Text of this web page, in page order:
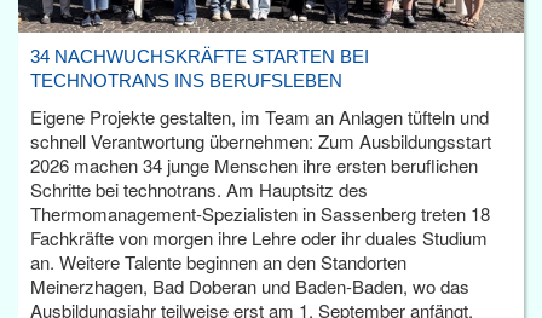
34 NACHWUCHSKRÄFTE STARTEN BEI
TECHNOTRANS INS BERUFSLEBEN
Eigene Projekte gestalten, im Team an Anlagen tüfteln und
schnell Verantwortung übernehmen: Zum Ausbildungsstart
2026 machen 34 junge Menschen ihre ersten beruflichen
Schritte bei technotrans. Am Hauptsitz des
Thermomanagement-Spezialisten in Sassenberg treten 18
Fachkräfte von morgen ihre Lehre oder ihr duales Studium
an. Weitere Talente beginnen an den Standorten
Meinerzhagen, Bad Doberan und Baden-Baden, wo das
Ausbildungsjahr teilweise erst am 1. September anfängt.